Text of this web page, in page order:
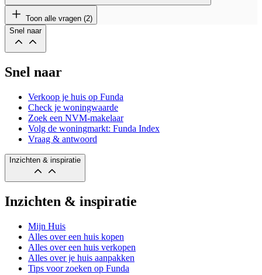
Toon alle vragen (2)
Snel naar
Snel naar
Verkoop je huis op Funda
Check je woningwaarde
Zoek een NVM-makelaar
Volg de woningmarkt: Funda Index
Vraag & antwoord
Inzichten & inspiratie
Inzichten & inspiratie
Mijn Huis
Alles over een huis kopen
Alles over een huis verkopen
Alles over je huis aanpakken
Tips voor zoeken op Funda